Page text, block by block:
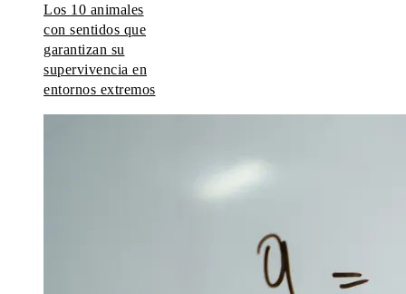
Los 10 animales
con sentidos que
garantizan su
supervivencia en
entornos extremos